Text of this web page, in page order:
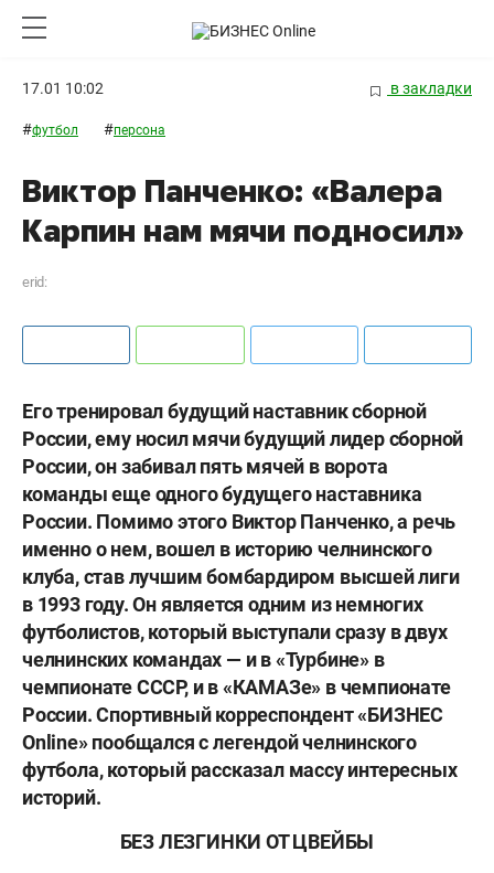
17.01 10:02 в закладки
#футбол #персона
Виктор Панченко: «Валера
Карпин нам мячи подносил»
erid:
Его тренировал будущий наставник сборной
России, ему носил мячи будущий лидер сборной
России, он забивал пять мячей в ворота
команды еще одного будущего наставника
России. Помимо этого Виктор Панченко, а речь
именно о нем, вошел в историю челнинского
клуба, став лучшим бомбардиром высшей лиги
в 1993 году. Он является одним из немногих
футболистов, который выступали сразу в двух
челнинских командах — и в «Турбине» в
чемпионате СССР, и в «КАМАЗе» в чемпионате
России. Спортивный корреспондент «БИЗНЕС
Online» пообщался с легендой челнинского
футбола, который рассказал массу интересных
историй.
БЕЗ ЛЕЗГИНКИ ОТ ЦВЕЙБЫ